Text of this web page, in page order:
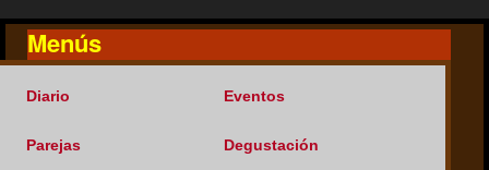
Menús
Diario Eventos
Parejas Degustación